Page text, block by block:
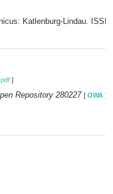
Katlenburg-Lindau. ISSN
]
Repository 280227 [ OWA ]